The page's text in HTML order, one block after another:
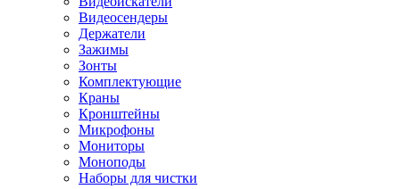
Видеосендеры
Держатели
Зажимы
Зонты
Комплектующие
Краны
Кронштейны
Микрофоны
Мониторы
Моноподы
Наборы для чистки